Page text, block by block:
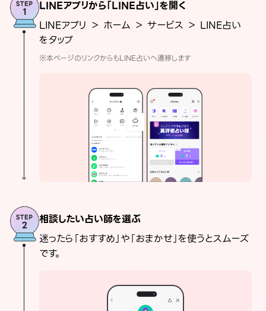
LINEアプリから「LINE占い」を開く
LINEアプリ ＞ ホーム ＞ サービス ＞ LINE占い
をタップ
※本ページのリンクからもLINE占いへ遷移します
相談したい占い師を選ぶ
迷ったら「おすすめ」や「おまかせ」を使うとスムーズ
です。